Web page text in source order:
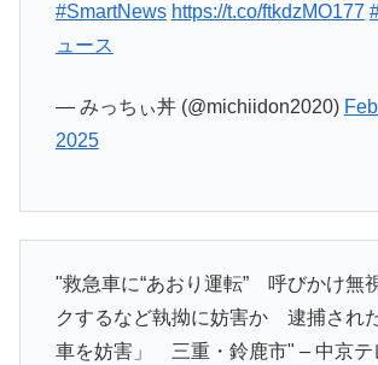
#SmartNews https://t.co/ftkdzMO177
ュース
— みっちぃ丼 (@michiidon2020)
2025
"救急車に“あおり運転” 呼びかけ無
クするなど執拗に妨害か 逮捕され
車を妨害」 三重・鈴鹿市" – 中京テ